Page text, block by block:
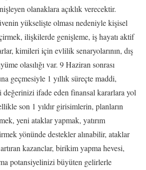
olanaklara açıklık verecektir.
yükselişte olması nedeniyle kişisel
ilişkilerde genişleme, iş hayatı aktif
kimileri için evlilik senaryolarının, dış
olasılığı var. 9 Haziran sonrası
geçmesiyle 1 yıllık süreçte maddi,
ifade eden finansal kararlara yol
son 1 yıldır girisimlerin, planların
yeni ataklar yapmak, yatırım
yönünde destekler alınabilir, ataklar
kazanclar, birikim yapma hevesi,
potansiyelinizi büyüten gelirlerle